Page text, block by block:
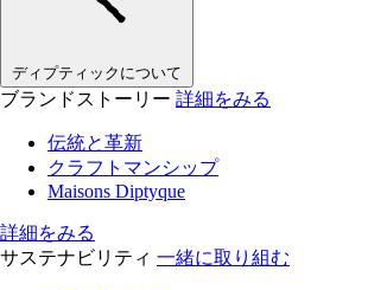
ディプティックについて
ブランドストーリー 詳細をみる
伝統と革新
クラフトマンシップ
Maisons Diptyque
詳細をみる
サステナビリティ 一緒に取り組む